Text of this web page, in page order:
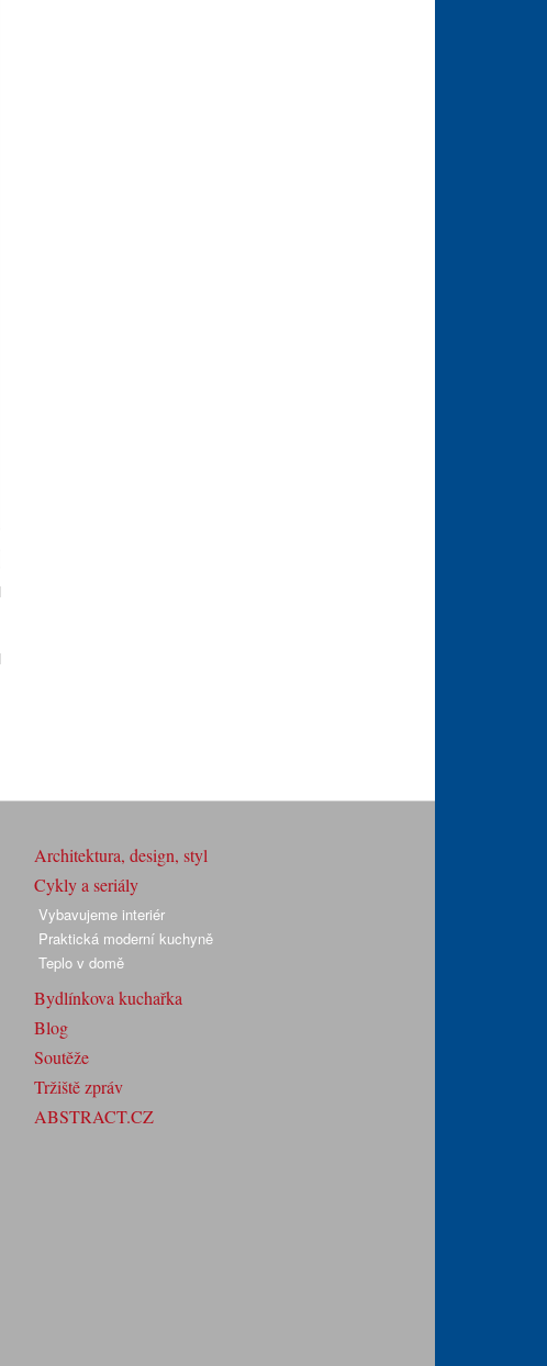
Architektura, design, styl
Cykly a seriály
Vybavujeme interiér
Praktická moderní kuchyně
Teplo v domě
Bydlínkova kuchařka
Blog
Soutěže
Tržiště zpráv
ABSTRACT.CZ